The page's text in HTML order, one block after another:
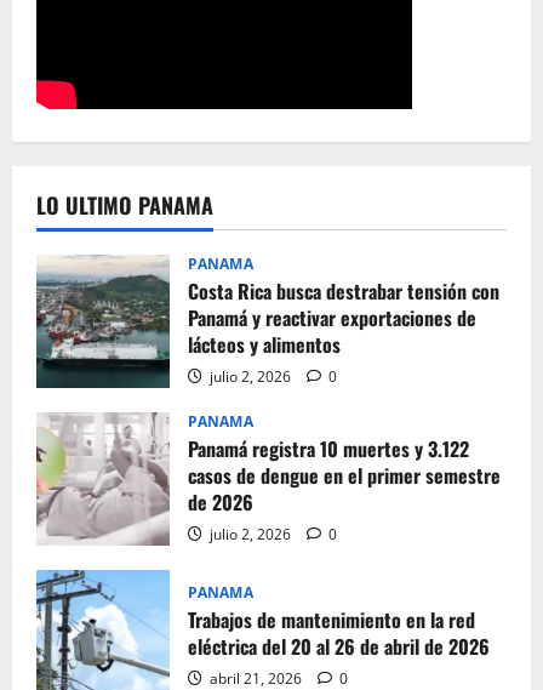
LO ULTIMO PANAMA
PANAMA
Costa Rica busca destrabar tensión con
Panamá y reactivar exportaciones de
lácteos y alimentos
julio 2, 2026 0
PANAMA
Panamá registra 10 muertes y 3.122
casos de dengue en el primer semestre
de 2026
julio 2, 2026 0
PANAMA
Trabajos de mantenimiento en la red
eléctrica del 20 al 26 de abril de 2026
abril 21, 2026 0